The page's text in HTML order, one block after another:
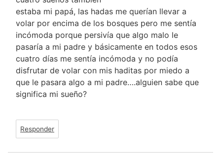
estaba mi papá, las hadas me querían llevar a
volar por encima de los bosques pero me sentía
incómoda porque persivía que algo malo le
pasaría a mi padre y básicamente en todos esos
cuatro días me sentía incómoda y no podía
disfrutar de volar con mis haditas por miedo a
que le pasara algo a mi padre….alguien sabe que
significa mi sueño?
Responder